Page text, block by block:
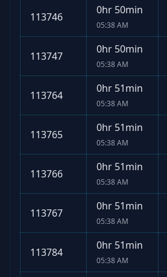
113746
0hr 50min
05:38 AM
113747
0hr 50min
05:38 AM
113764
0hr 51min
05:38 AM
113765
0hr 51min
05:38 AM
113766
0hr 51min
05:38 AM
113767
0hr 51min
05:38 AM
113784
0hr 51min
05:38 AM